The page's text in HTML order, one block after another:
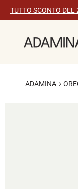
contenuto
TUTTO SCONTO DEL
ADAMINA